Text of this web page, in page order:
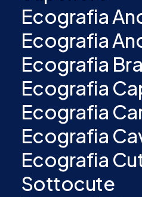
Ecografia
Ecografia
Ecografia
Ecografia
Ecografia
Ecografia
Ecografia
Sottocute